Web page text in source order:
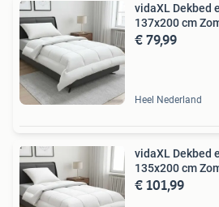
vidaXL Dekbed
137x200 cm
€ 79,99
Heel Nederland
vidaXL Dekbed
135x200 cm
€ 101,99